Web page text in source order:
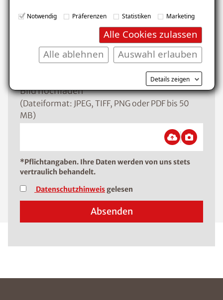
Notwendig Präferenzen Statistiken Marketing
Alle Cookies zulassen
Auswahl erlauben
Alle ablehnen
Details zeigen
Bild hochladen
(Dateiformat: JPEG, TIFF, PNG oder PDF bis 50
MB)
*Pflichtangaben. Ihre Daten werden von uns stets
vertraulich behandelt.
Datenschutzhinweis gelesen
Absenden